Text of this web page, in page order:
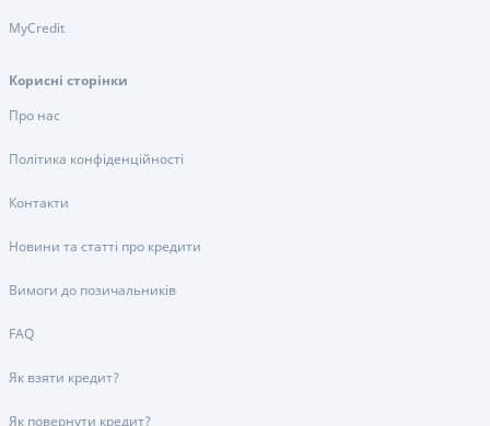
MyCredit
Корисні сторінки
Про нас
Політика конфіденційності
Контакти
Новини та статті про кредити
Вимоги до позичальників
FAQ
Як взяти кредит?
Як повернути кредит?